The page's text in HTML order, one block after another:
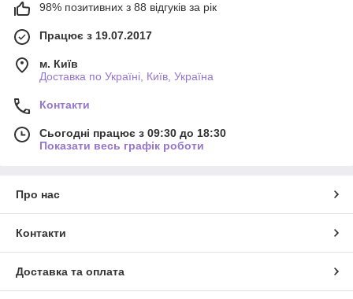
98% позитивних з 88 відгуків за рік
Працює з 19.07.2017
м. Київ
Доставка по Україні, Київ, Україна
Контакти
Сьогодні працює з 09:30 до 18:30
Показати весь графік роботи
Про нас
Контакти
Доставка та оплата